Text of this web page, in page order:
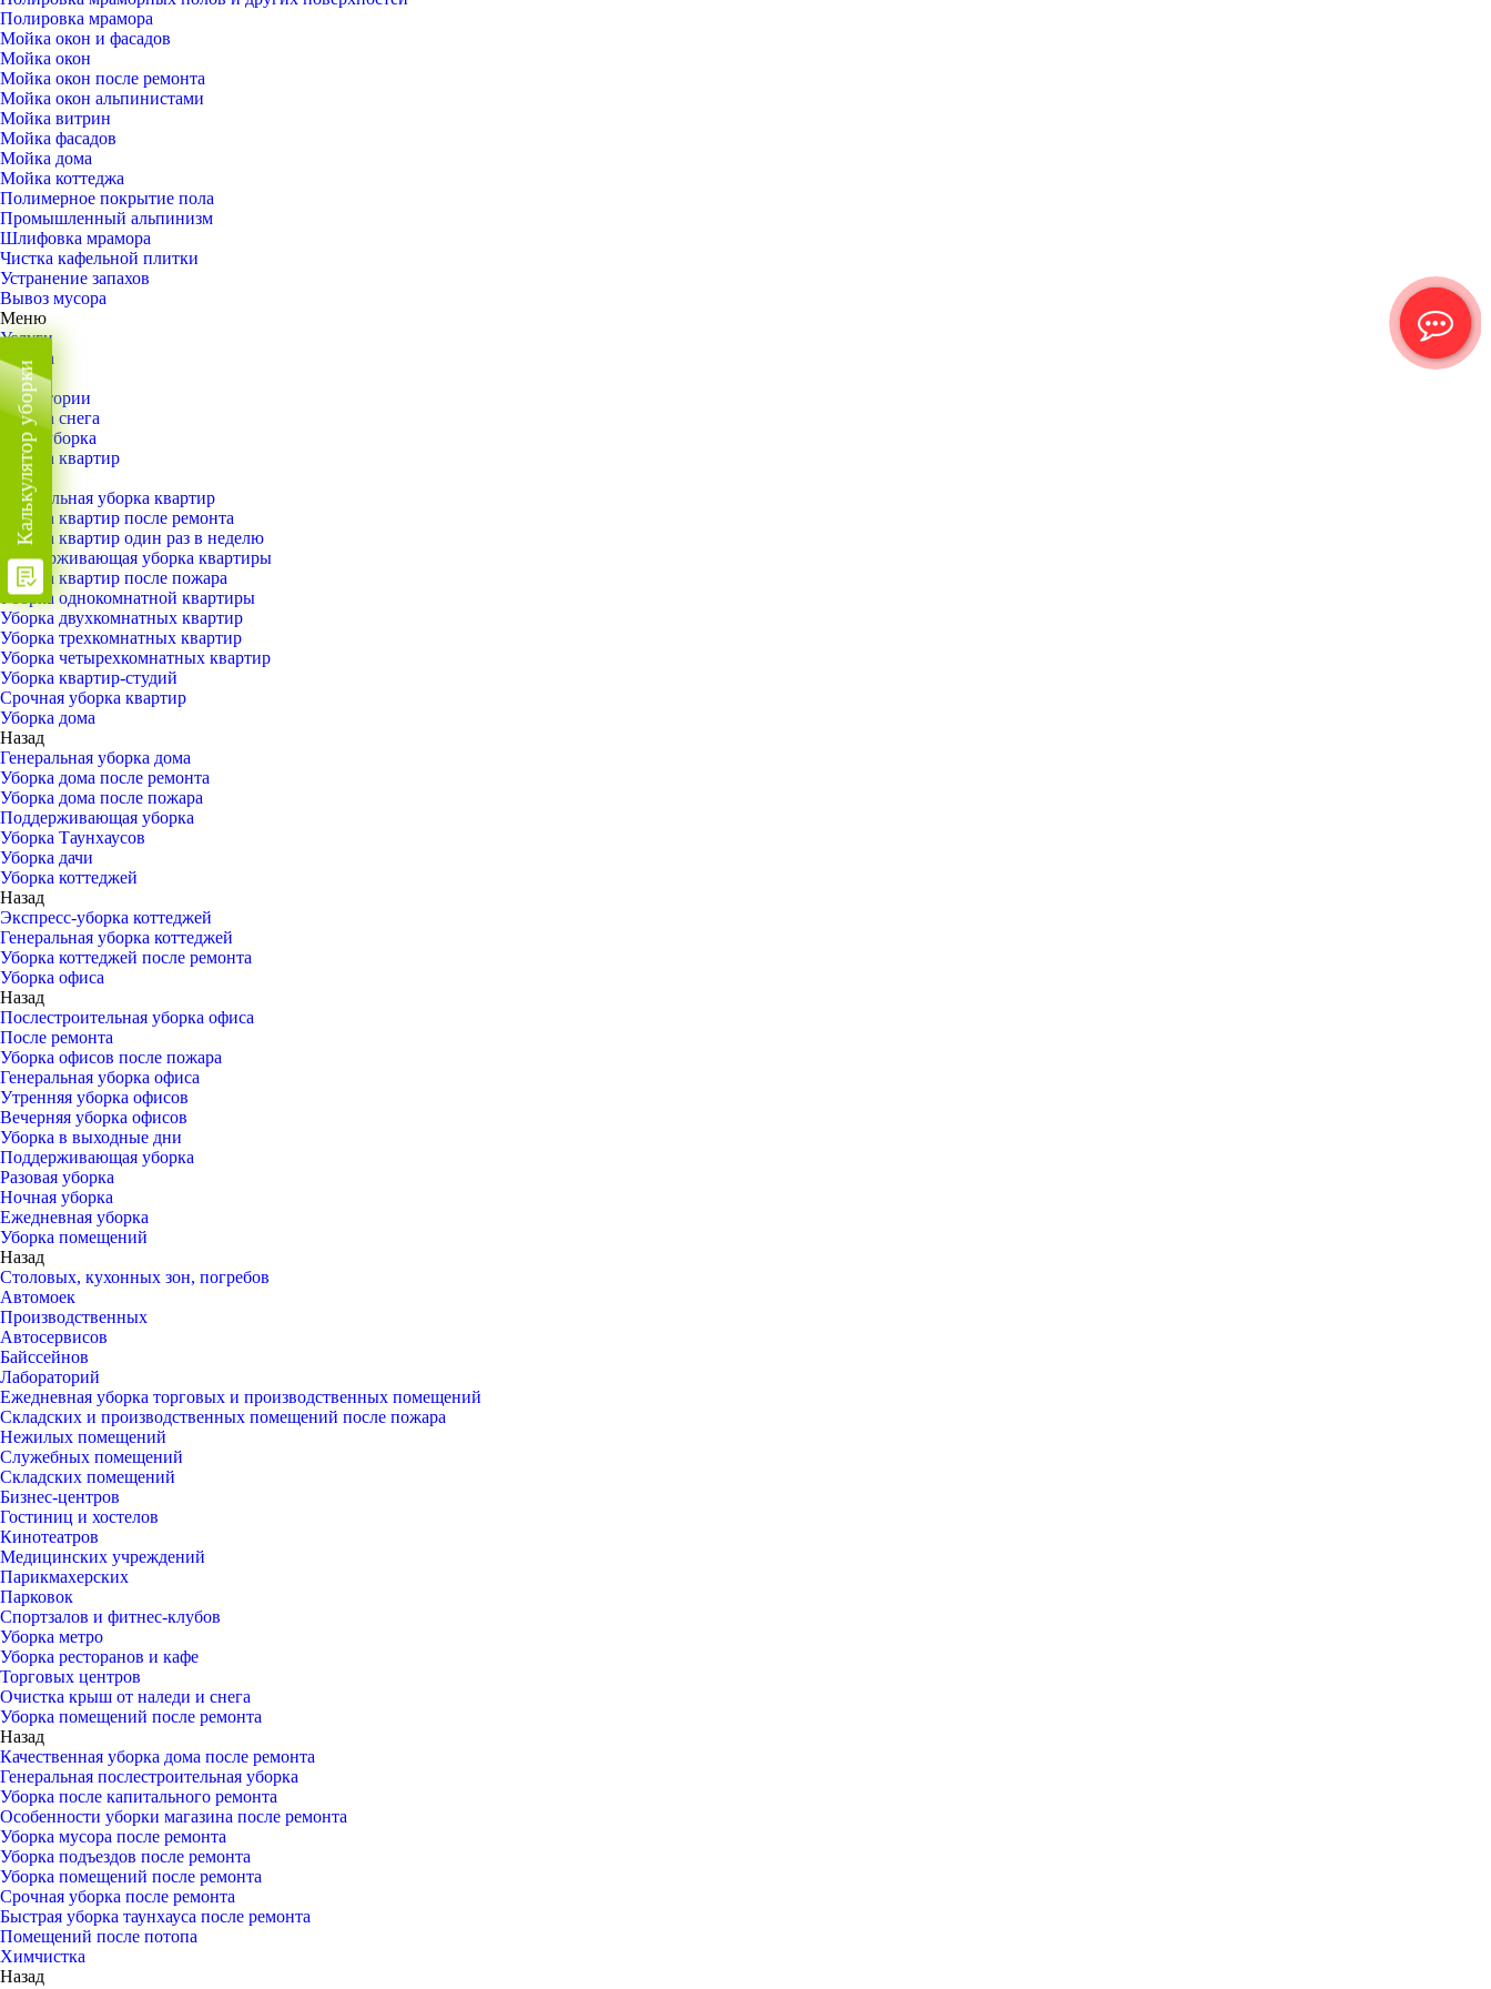
Полировка мрамора
Мойка окон и фасадов
Мойка окон
Мойка окон после ремонта
Мойка окон альпинистами
Мойка витрин
Мойка фасадов
Мойка дома
Мойка коттеджа
Полимерное покрытие пола
Промышленный альпинизм
Шлифовка мрамора
Чистка кафельной плитки
Устранение запахов
Вывоз мусора
Меню
Услуги
Уборка
Назад
Территории
Уборка снега
ВИП-уборка
Уборка квартир
Назад
Генеральная уборка квартир
Уборка квартир после ремонта
Уборка квартир один раз в неделю
Поддерживающая уборка квартиры
Уборка квартир после пожара
Уборка однокомнатной квартиры
Уборка двухкомнатных квартир
Уборка трехкомнатных квартир
Уборка четырехкомнатных квартир
Уборка квартир-студий
Срочная уборка квартир
Уборка дома
Назад
Генеральная уборка дома
Уборка дома после ремонта
Уборка дома после пожара
Поддерживающая уборка
Уборка Таунхаусов
Уборка дачи
Уборка коттеджей
Назад
Экспресс-уборка коттеджей
Генеральная уборка коттеджей
Уборка коттеджей после ремонта
Уборка офиса
Назад
Послестроительная уборка офиса
После ремонта
Уборка офисов после пожара
Генеральная уборка офиса
Утренняя уборка офисов
Вечерняя уборка офисов
Уборка в выходные дни
Поддерживающая уборка
Разовая уборка
Ночная уборка
Ежедневная уборка
Уборка помещений
Назад
Столовых, кухонных зон, погребов
Автомоек
Производственных
Автосервисов
Байссейнов
Лабораторий
Ежедневная уборка торговых и производственных помещений
Складских и производственных помещений после пожара
Нежилых помещений
Служебных помещений
Складских помещений
Бизнес-центров
Гостиниц и хостелов
Кинотеатров
Медицинских учреждений
Парикмахерских
Парковок
Спортзалов и фитнес-клубов
Уборка метро
Уборка ресторанов и кафе
Торговых центров
Очистка крыш от наледи и снега
Уборка помещений после ремонта
Назад
Качественная уборка дома после ремонта
Генеральная послестроительная уборка
Уборка после капитального ремонта
Особенности уборки магазина после ремонта
Уборка мусора после ремонта
Уборка подъездов после ремонта
Уборка помещений после ремонта
Срочная уборка после ремонта
Быстрая уборка таунхауса после ремонта
Помещений после потопа
Химчистка
Назад
Калькулятор уборки